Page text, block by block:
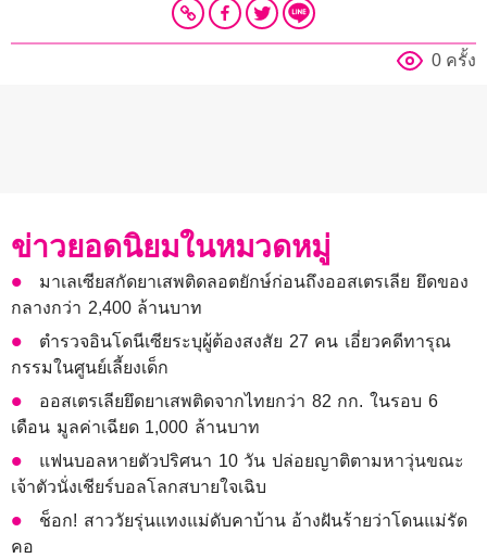
0 ครั้ง
ข่าวยอดนิยมในหมวดหมู่
มาเลเซียสกัดยาเสพติดลอตยักษ์ก่อนถึงออสเตรเลีย ยึดของ
กลางกว่า 2,400 ล้านบาท
ตำรวจอินโดนีเซียระบุผู้ต้องสงสัย 27 คน เอี่ยวคดีทารุณ
กรรมในศูนย์เลี้ยงเด็ก
ออสเตรเลียยึดยาเสพติดจากไทยกว่า 82 กก. ในรอบ 6
เดือน มูลค่าเฉียด 1,000 ล้านบาท
แฟนบอลหายตัวปริศนา 10 วัน ปล่อยญาติตามหาวุ่นขณะ
เจ้าตัวนั่งเชียร์บอลโลกสบายใจเฉิบ
ช็อก! สาววัยรุ่นแทงแม่ดับคาบ้าน อ้างฝันร้ายว่าโดนแม่รัด
คอ